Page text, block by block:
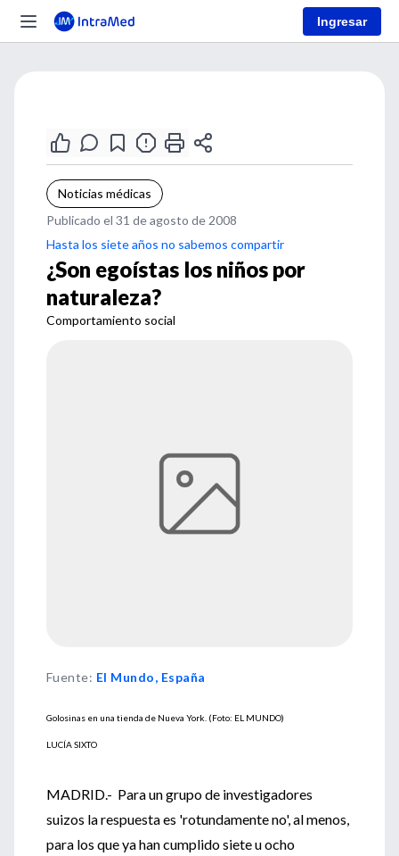
Ingresar
Noticias médicas
Publicado el 31 de agosto de 2008
Hasta los siete años no sabemos compartir
¿Son egoístas los niños por
naturaleza?
Comportamiento social
Fuente: El Mundo, España
Golosinas en una tienda de Nueva York. (Foto: EL MUNDO)
LUCÍA SIXTO
MADRID.- Para un grupo de investigadores
suizos la respuesta es 'rotundamente no', al menos,
para los que ya han cumplido siete u ocho